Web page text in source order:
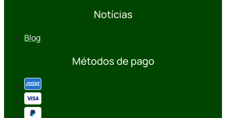
Notícias
Blog
Métodos de pago